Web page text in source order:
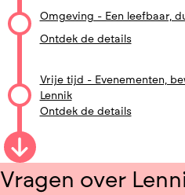
Omgeving - Een leefbaar,
Ontdek de details
Vrije tijd - Evenementen,
Lennik
Ontdek de details
Vragen over